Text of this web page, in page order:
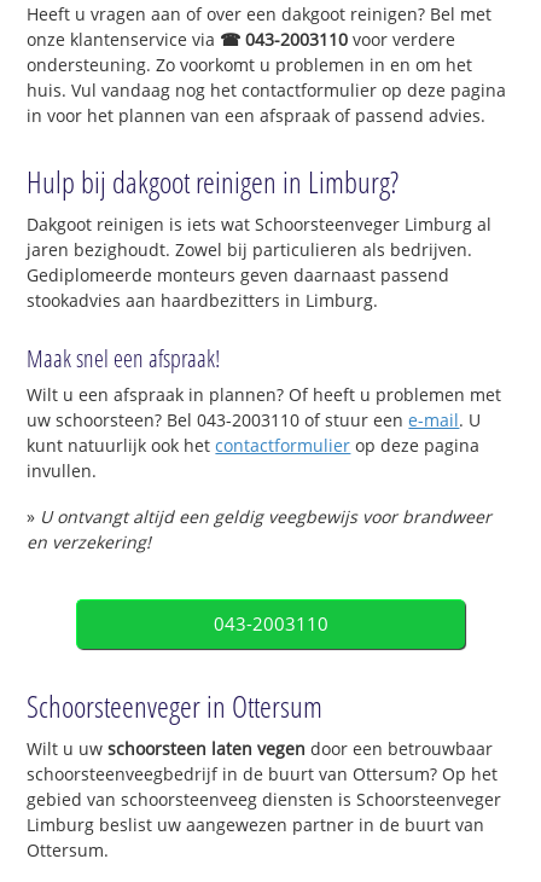
Heeft u vragen aan of over een dakgoot reinigen? Bel met
onze klantenservice via ☎ 043-2003110 voor verdere
ondersteuning. Zo voorkomt u problemen in en om het
huis. Vul vandaag nog het contactformulier op deze pagina
in voor het plannen van een afspraak of passend advies.
Hulp bij dakgoot reinigen in Limburg?
Dakgoot reinigen is iets wat Schoorsteenveger Limburg al
jaren bezighoudt. Zowel bij particulieren als bedrijven.
Gediplomeerde monteurs geven daarnaast passend
stookadvies aan haardbezitters in Limburg.
Maak snel een afspraak!
Wilt u een afspraak in plannen? Of heeft u problemen met
uw schoorsteen? Bel 043-2003110 of stuur eene-mail. U
kunt natuurlijk ook hetcontactformulier op deze pagina
invullen.
» U ontvangt altijd een geldig veegbewijs voor brandweer
en verzekering!
043-2003110
Schoorsteenveger in Ottersum
Wilt u uwschoorsteen laten vegen door een betrouwbaar
schoorsteenveegbedrijf in de buurt van Ottersum? Op het
gebied van schoorsteenveeg diensten is Schoorsteenveger
Limburg beslist uw aangewezen partner in de buurt van
Ottersum.